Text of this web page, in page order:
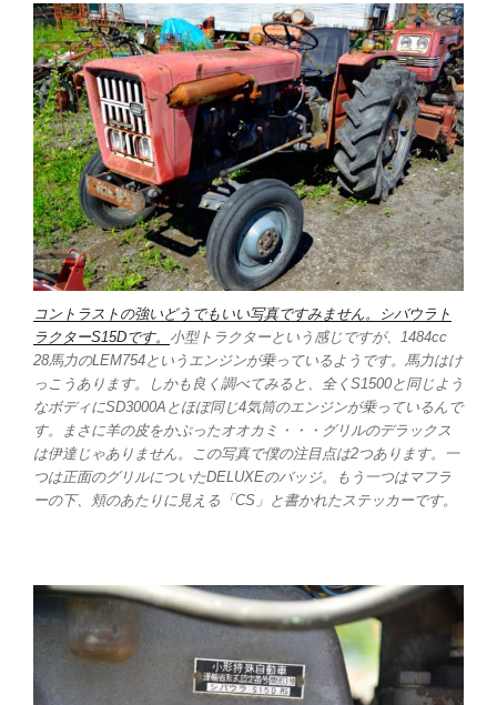
コントラストの強いどうでもいい写真ですみません。シバウラト
ラクターS15Dです。 小型トラクターという感じですが、1484cc
28馬力のLEM754というエンジンが乗っているようです。馬力はけ
っこうあります。しかも良く調べてみると、全くS1500と同じよう
なボディにSD3000Aとほぼ同じ4気筒のエンジンが乗っているんで
す。まさに羊の皮をかぶったオオカミ・・・グリルのデラックス
は伊達じゃありません。この写真で僕の注目点は2つあります。一
つは正面のグリルについたDELUXEのバッジ。もう一つはマフラ
ーの下、頬のあたりに見える「CS」と書かれたステッカーです。